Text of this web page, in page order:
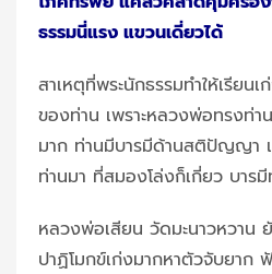
ธรรมนี่แรง แขวนเดี่ยวได้
สาเหตุที่พระนักธรรมทำให้เรียน
ของท่าน เพราะหลวงพ่อทรงท่
มาก ท่านมีบารมีด้านสติปัญญา
ท่านมา ที่สมองโล่งก็เกี่ยว บาร
หลวงพ่อเสียน วัดมะนาวหวาน
ปาฏิโมกข์เก่งมากหาตัวจับยาก